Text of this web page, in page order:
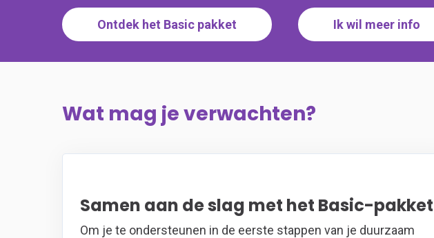
Ontdek het Basic pakket Ik wil meer info
Wat mag je verwachten?
Samen aan de slag met het Basic-pakket
Om je te ondersteunen in de eerste stappen van je duurzaam